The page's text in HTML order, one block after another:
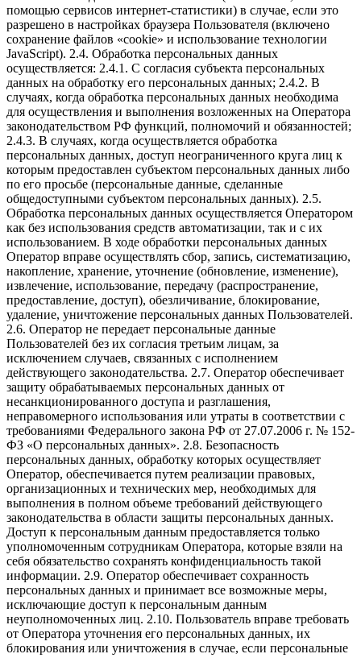
помощью сервисов интернет-статистики) в случае, если это
разрешено в настройках браузера Пользователя (включено
сохранение файлов «cookie» и использование технологии
JavaScript). 2.4. Обработка персональных данных
осуществляется: 2.4.1. С согласия субъекта персональных
данных на обработку его персональных данных; 2.4.2. В
случаях, когда обработка персональных данных необходима
для осуществления и выполнения возложенных на Оператора
законодательством РФ функций, полномочий и обязанностей;
2.4.3. В случаях, когда осуществляется обработка
персональных данных, доступ неограниченного круга лиц к
которым предоставлен субъектом персональных данных либо
по его просьбе (персональные данные, сделанные
общедоступными субъектом персональных данных). 2.5.
Обработка персональных данных осуществляется Оператором
как без использования средств автоматизации, так и с их
использованием. В ходе обработки персональных данных
Оператор вправе осуществлять сбор, запись, систематизацию,
накопление, хранение, уточнение (обновление, изменение),
извлечение, использование, передачу (распространение,
предоставление, доступ), обезличивание, блокирование,
удаление, уничтожение персональных данных Пользователей.
2.6. Оператор не передает персональные данные
Пользователей без их согласия третьим лицам, за
исключением случаев, связанных с исполнением
действующего законодательства. 2.7. Оператор обеспечивает
защиту обрабатываемых персональных данных от
несанкционированного доступа и разглашения,
неправомерного использования или утраты в соответствии с
требованиями Федерального закона РФ от 27.07.2006 г. № 152-
ФЗ «О персональных данных». 2.8. Безопасность
персональных данных, обработку которых осуществляет
Оператор, обеспечивается путем реализации правовых,
организационных и технических мер, необходимых для
выполнения в полном объеме требований действующего
законодательства в области защиты персональных данных.
Доступ к персональным данным предоставляется только
уполномоченным сотрудникам Оператора, которые взяли на
себя обязательство сохранять конфиденциальность такой
информации. 2.9. Оператор обеспечивает сохранность
персональных данных и принимает все возможные меры,
исключающие доступ к персональным данным
неуполномоченных лиц. 2.10. Пользователь вправе требовать
от Оператора уточнения его персональных данных, их
блокирования или уничтожения в случае, если персональные